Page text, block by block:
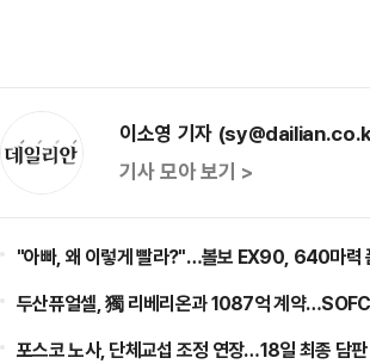
이소영 기자
기사 모아 보기 >
"아빠, 왜 이렇게 빨라?"…볼보 EX90, 640마력
두산퓨얼셀, 獨 리베리온과 1087억 계약
포스코 노사, 단체교섭 조정 연장…18일 최종 담판